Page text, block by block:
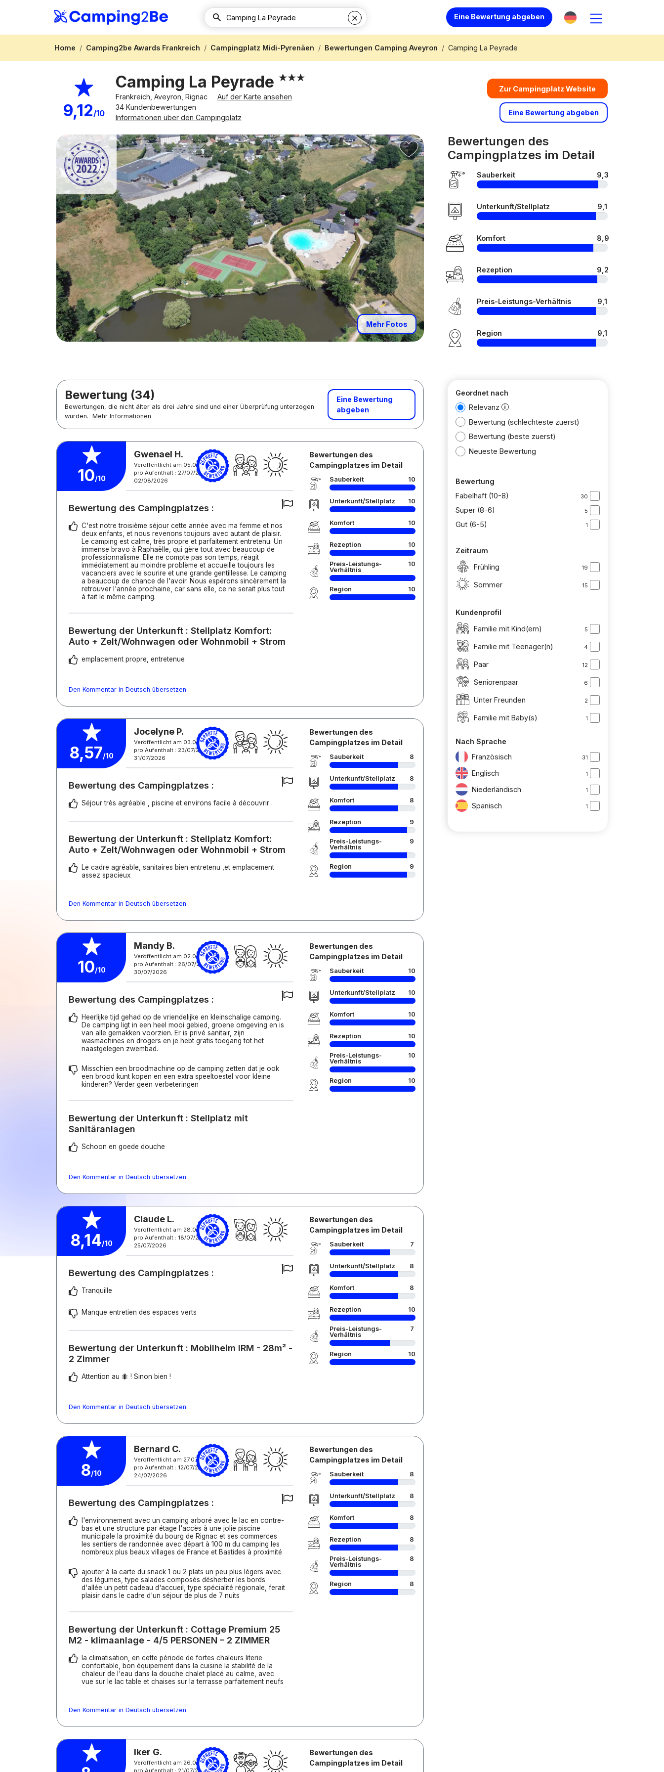
Eine Bewertung abgeben
Home Camping2be Awards Frankreich Campingplatz Midi-Pyrenäen Bewertungen Camping Aveyron Camping La Peyrade
9,12/10
Camping La Peyrade
Frankreich, Aveyron, Rignac
Auf der Karte ansehen
34 Kundenbewertungen
Informationen über den Campingplatz
Zur Campingplatz Website
Eine Bewertung abgeben
Mehr Fotos
Bewertungen des
Campingplatzes im Detail
Sauberkeit 9,3
Unterkunft/Stellplatz 9,1
Komfort 8,9
Rezeption 9,2
Preis-Leistungs-Verhältnis 9,1
Region 9,1
Bewertung (34)
Bewertungen, die nicht älter als drei Jahre sind und einer Überprüfung unterzogen
wurden. Mehr Informationen
Eine Bewertung
abgeben
10/10
Gwenael H.
Veröffentlicht am 05.08.2026
pro Aufenthalt : 27/07/2026 -
02/08/2026
Bewertung des Campingplatzes :
C'est notre troisième séjour cette année avec ma femme et nos
deux enfants, et nous revenons toujours avec autant de plaisir.
Le camping est calme, très propre et parfaitement entretenu. Un
immense bravo à Raphaëlle, qui gère tout avec beaucoup de
professionnalisme. Elle ne compte pas son temps, réagit
immédiatement au moindre problème et accueille toujours les
vacanciers avec le sourire et une grande gentillesse. Le camping
a beaucoup de chance de l'avoir. Nous espérons sincèrement la
retrouver l'année prochaine, car sans elle, ce ne serait plus tout
à fait le même camping.
Bewertung der Unterkunft : Stellplatz Komfort:
Auto + Zelt/Wohnwagen oder Wohnmobil + Strom
emplacement propre, entretenue
Den Kommentar in Deutsch übersetzen
Bewertungen des
Campingplatzes im Detail
Sauberkeit 10
Unterkunft/Stellplatz 10
Komfort 10
Rezeption 10
Preis-Leistungs-
Verhältnis
10
Region 10
8,57/10
Jocelyne P.
Veröffentlicht am 03.08.2026
pro Aufenthalt : 23/07/2026 -
31/07/2026
Bewertung des Campingplatzes :
Séjour très agréable , piscine et environs facile à découvrir .
Bewertung der Unterkunft : Stellplatz Komfort:
Auto + Zelt/Wohnwagen oder Wohnmobil + Strom
Le cadre agréable, sanitaires bien entretenu ,et emplacement
assez spacieux
Den Kommentar in Deutsch übersetzen
Bewertungen des
Campingplatzes im Detail
Sauberkeit 8
Unterkunft/Stellplatz 8
Komfort 8
Rezeption 9
Preis-Leistungs-
Verhältnis
9
Region 9
10/10
Mandy B.
Veröffentlicht am 02.08.2026
pro Aufenthalt : 26/07/2026 -
30/07/2026
Bewertung des Campingplatzes :
Heerlijke tijd gehad op de vriendelijke en kleinschalige camping.
De camping ligt in een heel mooi gebied, groene omgeving en is
van alle gemakken voorzien. Er is privé sanitair, zijn
wasmachines en drogers en je hebt gratis toegang tot het
naastgelegen zwembad.
Misschien een broodmachine op de camping zetten dat je ook
een brood kunt kopen en een extra speeltoestel voor kleine
kinderen? Verder geen verbeteringen
Bewertung der Unterkunft : Stellplatz mit
Sanitäranlagen
Schoon en goede douche
Den Kommentar in Deutsch übersetzen
Bewertungen des
Campingplatzes im Detail
Sauberkeit 10
Unterkunft/Stellplatz 10
Komfort 10
Rezeption 10
Preis-Leistungs-
Verhältnis
10
Region 10
8,14/10
Claude L.
Veröffentlicht am 28.07.2026
pro Aufenthalt : 18/07/2026 -
25/07/2026
Bewertung des Campingplatzes :
Tranquille
Manque entretien des espaces verts
Bewertung der Unterkunft : Mobilheim IRM - 28m² -
2 Zimmer
Attention au 🐜 ! Sinon bien !
Den Kommentar in Deutsch übersetzen
Bewertungen des
Campingplatzes im Detail
Sauberkeit 7
Unterkunft/Stellplatz 8
Komfort 8
Rezeption 10
Preis-Leistungs-
Verhältnis
7
Region 10
8/10
Bernard C.
Veröffentlicht am 27.07.2026
pro Aufenthalt : 12/07/2026 -
24/07/2026
Bewertung des Campingplatzes :
l'environnement avec un camping arboré avec le lac en contre-
bas et une structure par étage l'accès à une jolie piscine
municipale la proximité du bourg de Rignac et ses commerces
les sentiers de randonnée avec départ à 100 m du camping les
nombreux plus beaux villages de France et Bastides à proximité
ajouter à la carte du snack 1 ou 2 plats un peu plus légers avec
des légumes, type salades composés désherber les bords
d'allée un petit cadeau d'accueil, type spécialité régionale, ferait
plaisir dans le cadre d'un séjour de plus de 7 nuits
Bewertung der Unterkunft : Cottage Premium 25
M2 - klimaanlage - 4/5 PERSONEN – 2 ZIMMER
la climatisation, en cette période de fortes chaleurs literie
confortable, bon équipement dans la cuisine la stabilité de la
chaleur de l'eau dans la douche chalet placé au calme, avec
vue sur le lac table et chaises sur la terrasse parfaitement neufs
Den Kommentar in Deutsch übersetzen
Bewertungen des
Campingplatzes im Detail
Sauberkeit 8
Unterkunft/Stellplatz 8
Komfort 8
Rezeption 8
Preis-Leistungs-
Verhältnis
8
Region 8
Iker G.
Veröffentlicht am 26.07.2026
pro Aufenthalt : 21/07/2026 -
Bewertungen des
Campingplatzes im Detail
Geordnet nach
Relevanz
Bewertung (schlechteste zuerst)
Bewertung (beste zuerst)
Neueste Bewertung
Bewertung
Fabelhaft (10-8)
30
Super (8-6) 5
Gut (6-5) 1
Zeitraum
Frühling
19
Sommer 15
Kundenprofil
Familie mit Kind(ern)
5
Familie mit Teenager(n) 4
Paar 12
Seniorenpaar 6
Unter Freunden 2
Familie mit Baby(s) 1
Nach Sprache
Französisch
31
Englisch 1
Niederländisch 1
Spanisch 1